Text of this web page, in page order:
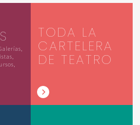
TODA LA
CARTELERA
DE TEATRO